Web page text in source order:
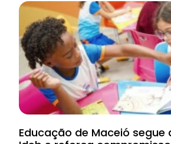
Educação de Maceió segue